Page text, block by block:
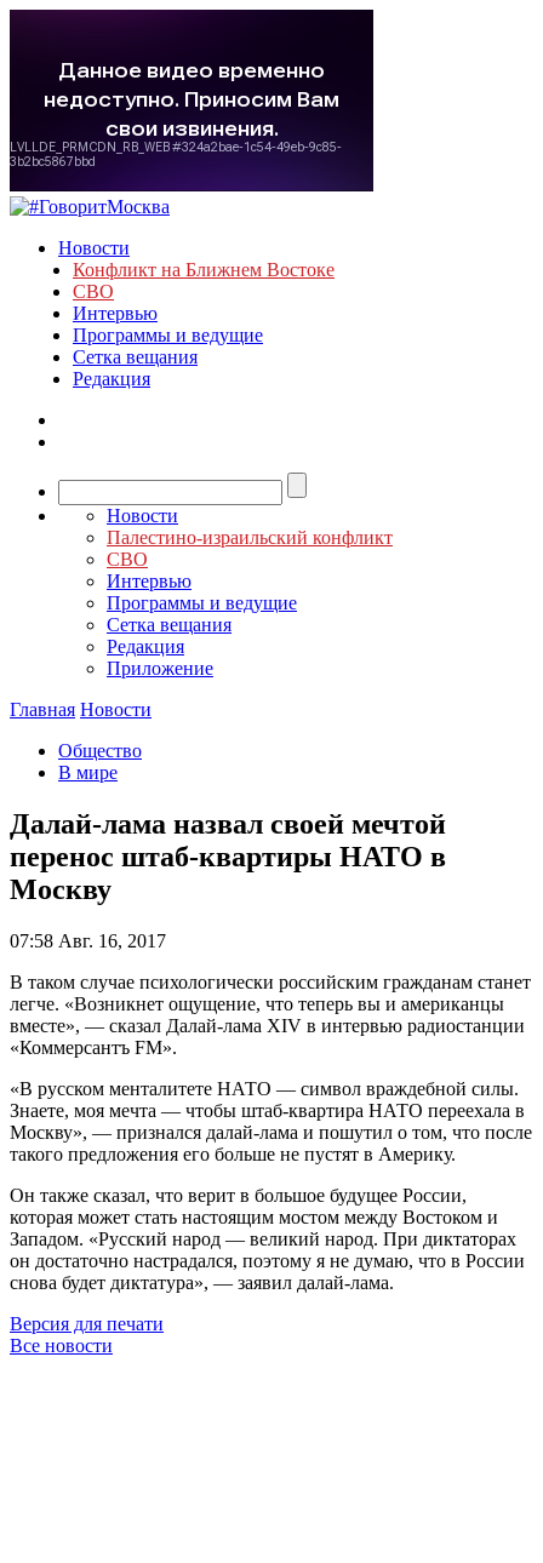
Новости
Конфликт на Ближнем Востоке
СВО
Интервью
Программы и ведущие
Сетка вещания
Редакция
Новости
Палестино-израильский конфликт
СВО
Интервью
Программы и ведущие
Сетка вещания
Редакция
Приложение
Главная Новости
Общество
В мире
Далай-лама назвал своей мечтой
перенос штаб-квартиры НАТО в
Москву
07:58 Авг. 16, 2017
В таком случае психологически российским гражданам станет
легче. «Возникнет ощущение, что теперь вы и американцы
вместе», — сказал Далай-лама XIV в интервью радиостанции
«Коммерсантъ FM».
«В русском менталитете НАТО — символ враждебной силы.
Знаете, моя мечта — чтобы штаб-квартира НАТО переехала в
Москву», — признался далай-лама и пошутил о том, что после
такого предложения его больше не пустят в Америку.
Он также сказал, что верит в большое будущее России,
которая может стать настоящим мостом между Востоком и
Западом. «Русский народ — великий народ. При диктаторах
он достаточно настрадался, поэтому я не думаю, что в России
снова будет диктатура», — заявил далай-лама.
Версия для печати
Все новости